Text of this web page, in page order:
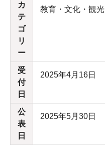
カ
テ
ゴ
リ
ー
教育・文化・観光
受
付
日
2025年4月16日
公
表
日
2025年5月30日